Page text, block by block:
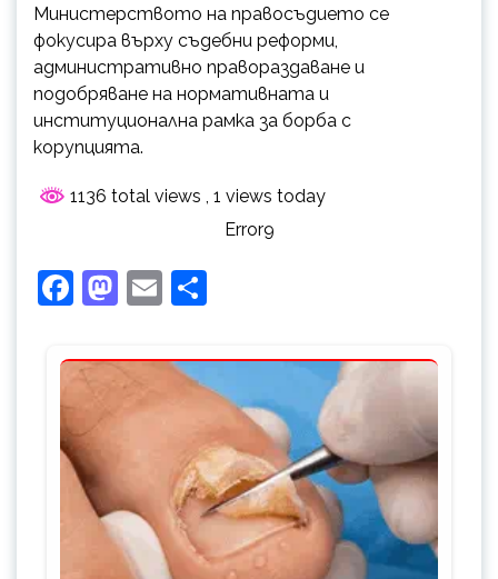
Министерството на правосъдието се
фокусира върху съдебни реформи,
административно правораздаване и
подобряване на нормативната и
институционална рамка за борба с
корупцuяmа.
1136 total views , 1 views today
Error9
Facebook
Mastodon
Email